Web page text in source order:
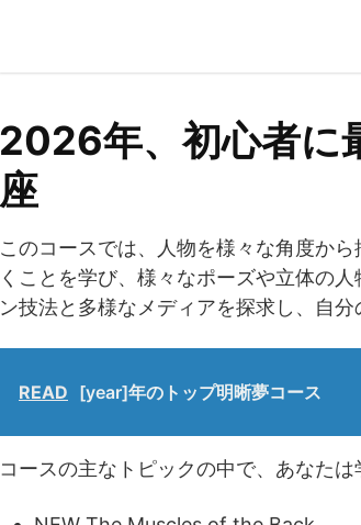
2026年、初心者に
座
このコースでは、人物を様々な角度か
くことを学び、様々なポーズや立体の
ン技法と多様なメディアを探求し、自
READ [year]年のトップ明晰夢コース
コースの主なトピックの中で、あなたは